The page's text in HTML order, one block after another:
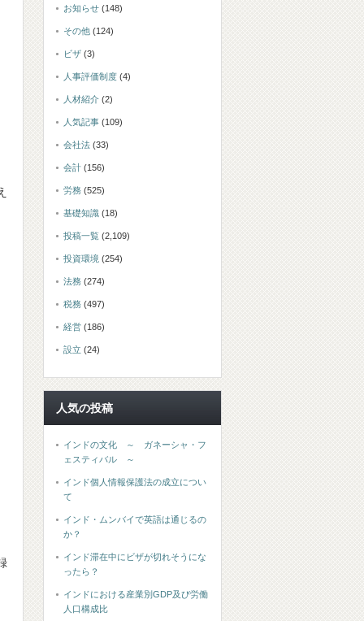
お知らせ (148)
その他 (124)
ビザ (3)
人事評価制度 (4)
人材紹介 (2)
人気記事 (109)
会社法 (33)
会計 (156)
労務 (525)
基礎知識 (18)
投稿一覧 (2,109)
投資環境 (254)
法務 (274)
税務 (497)
経営 (186)
設立 (24)
人気の投稿
インドの文化 ～ ガネーシャ・フ
ェスティバル ～
インド個人情報保護法の成立につい
て
インド・ムンバイで英語は通じるの
か？
インド滞在中にビザが切れそうにな
ったら？
インドにおける産業別GDP及び労働
人口構成比